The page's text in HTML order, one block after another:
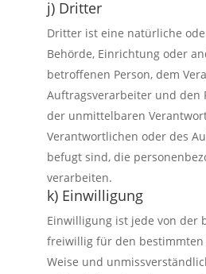
j) Dritter
Dritter ist eine natürliche
Behörde, Einrichtung oder
betroffenen Person, dem
Auftragsverarbeiter und den
der unmittelbaren
Verantwortlichen oder des
befugt sind, die
verarbeiten.
k) Einwilligung
Einwilligung ist jede von der
freiwillig für den
Weise und